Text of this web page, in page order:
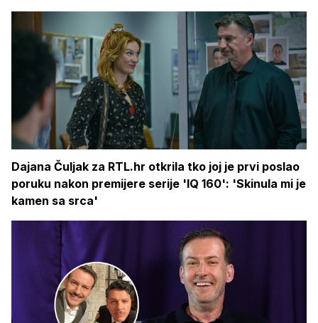
Dajana Čuljak za RTL.hr otkrila tko joj je prvi poslao
poruku nakon premijere serije 'IQ 160': 'Skinula mi je
kamen sa srca'